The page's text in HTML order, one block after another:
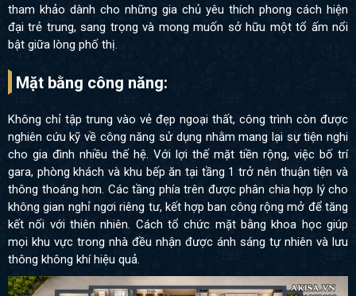
tham khảo dành cho những gia chủ yêu thích phong cách hiện
đại trẻ trung, sang trọng và mong muốn sở hữu một tổ ấm nổi
bật giữa lòng phố thị.
Mặt bằng công năng:
Không chỉ tập trung vào vẻ đẹp ngoại thất, công trình còn được
nghiên cứu kỹ về công năng sử dụng nhằm mang lại sự tiện nghi
cho gia đình nhiều thế hệ. Với lợi thế mặt tiền rộng, việc bố trí
gara, phòng khách và khu bếp ăn tại tầng 1 trở nên thuận tiện và
thông thoáng hơn. Các tầng phía trên được phân chia hợp lý cho
không gian nghỉ ngơi riêng tư, kết hợp ban công rộng mở để tăng
kết nối với thiên nhiên. Cách tổ chức mặt bằng khoa học giúp
mọi khu vực trong nhà đều nhận được ánh sáng tự nhiên và lưu
thông không khí hiệu quả.